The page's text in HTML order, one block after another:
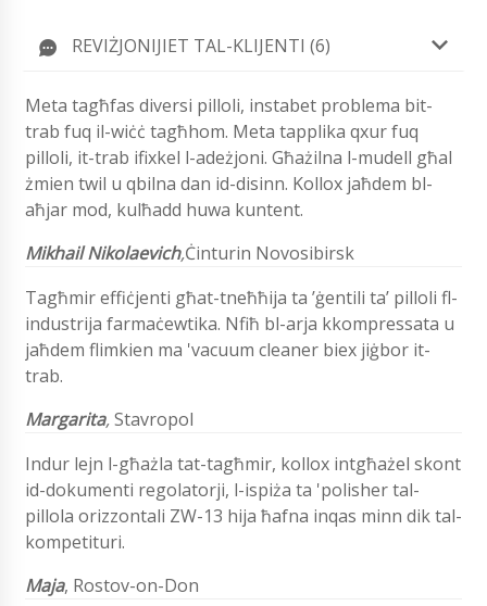
REVIŻJONIJIET TAL-KLIJENTI (6)
Meta tagħfas diversi pilloli, instabet problema bit-
trab fuq il-wiċċ tagħhom. Meta tapplika qxur fuq
pilloli, it-trab ifixkel l-adeżjoni. Għażilna l-mudell għal
żmien twil u qbilna dan id-disinn. Kollox jaħdem bl-
aħjar mod, kulħadd huwa kuntent.
Mikhail Nikolaevich,Ċinturin Novosibirsk
Tagħmir effiċjenti għat-tneħħija ta ’ġentili ta’ pilloli fl-
industrija farmaċewtika. Nfiħ bl-arja kkompressata u
jaħdem flimkien ma 'vacuum cleaner biex jiġbor it-
trab.
Margarita,Stavropol
Indur lejn l-għażla tat-tagħmir, kollox intgħażel skont
id-dokumenti regolatorji, l-ispiża ta 'polisher tal-
pillola orizzontali ZW-13 hija ħafna inqas minn dik tal-
kompetituri.
Maja, Rostov-on-Don